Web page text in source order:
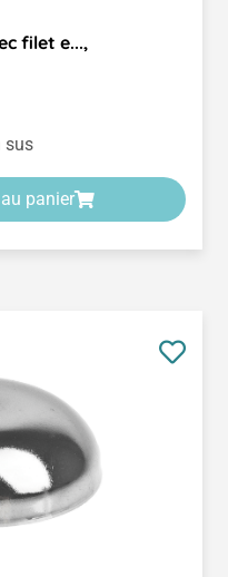
filet e...,
sus
panier